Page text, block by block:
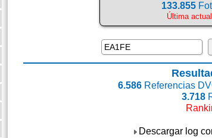
133.855
Última
6.586Referencias
3.718
Descargar log